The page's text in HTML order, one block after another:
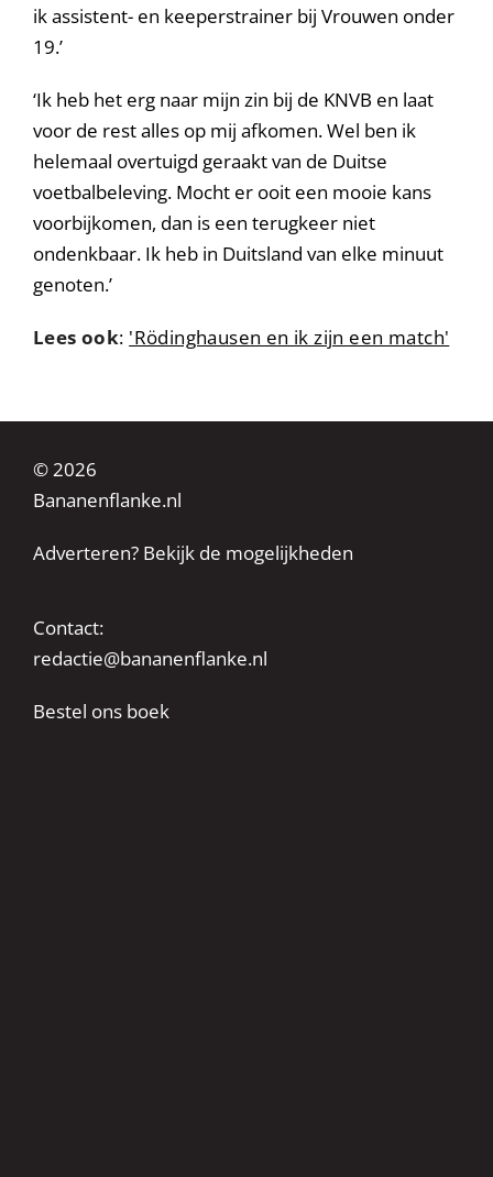
ik assistent- en keeperstrainer bij Vrouwen onder
19.’
‘Ik heb het erg naar mijn zin bij de KNVB en laat
voor de rest alles op mij afkomen. Wel ben ik
helemaal overtuigd geraakt van de Duitse
voetbalbeleving. Mocht er ooit een mooie kans
voorbijkomen, dan is een terugkeer niet
ondenkbaar. Ik heb in Duitsland van elke minuut
genoten.’
Lees ook: 'Rödinghausen en ik zijn een match'
© 2026
Bananenflanke.nl
Adverteren? Bekijk de mogelijkheden
Contact:
redactie@bananenflanke.nl
Bestel ons boek